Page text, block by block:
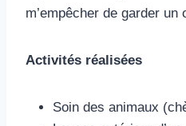
m’empêcher de garder
Activités réalisées
Soin des animaux